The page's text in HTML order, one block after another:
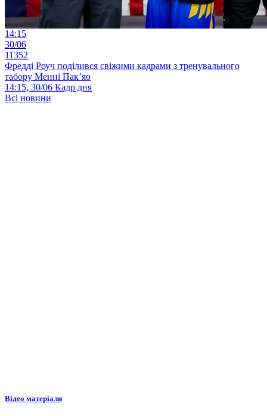
14:15
30/06
11352
Фредді Роуч поділився свіжими кадрами з тренувального
табору Менні Пак’яо
14:15, 30/06 Кадр дня
Всі новини
Відео матеріали